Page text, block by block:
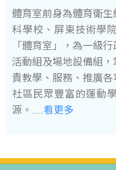
體育室前身為體育衛
科學校、屏東技術學
「體育室」，為一級
活動組及場地設備組
責教學、服務、推廣
社區民眾豐富的運動
源。 …..看更多